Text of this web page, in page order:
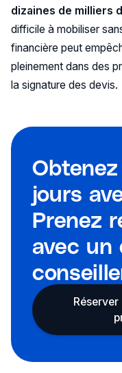
dizaines de milliers
difficile à mobiliser
financière peut
pleinement dans des
la signature des devis.
jours
Prenez
avec un